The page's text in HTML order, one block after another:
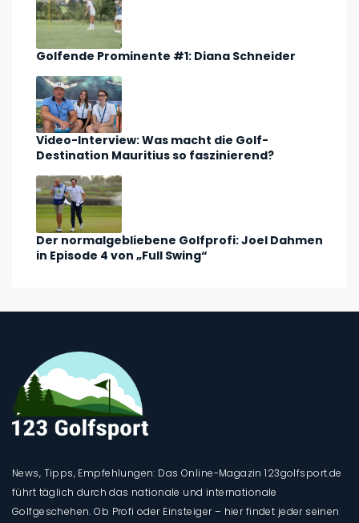
Golfende Prominente #1: Diana Schneider
Video-Interview: Was macht die Golf-
Destination Mauritius so faszinierend?
Der normalgebliebene Golfprofi: Joel Dahmen
in Episode 4 von „Full Swing“
News, Tipps, Empfehlungen: Das Online-Magazin 123golfsport.de
führt täglich durch das nationale und internationale
Golfgeschehen. Ob Profi oder Einsteiger – hier findet jeder seinen